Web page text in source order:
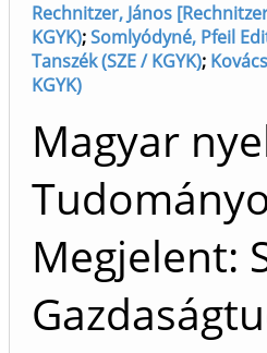
Rechnitzer, János
KGYK);Somlyódyné, Pfeil
Tanszék (SZE / KGYK);
KGYK)
Magyar
Megjelent: